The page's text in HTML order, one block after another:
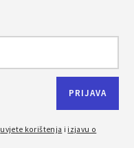
uvjete korištenja i izjavu o